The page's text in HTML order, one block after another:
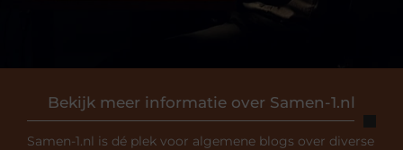
Bekijk meer informatie over Samen-1.nl
Samen-1.nl is dé plek voor algemene blogs over diverse